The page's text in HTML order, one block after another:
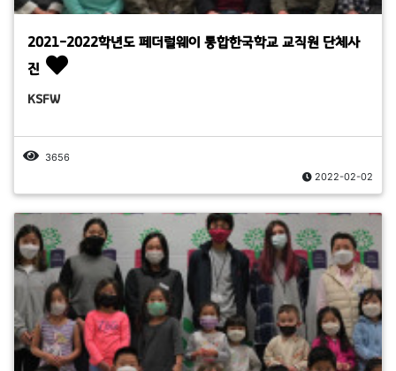
2021-2022학년도 페더럴웨이 통합한국학교 교직원 단체사
진
KSFW
3656
2022-02-02